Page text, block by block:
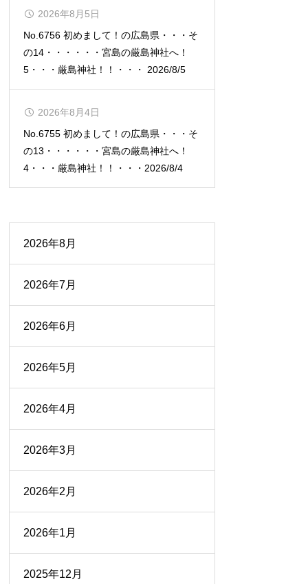
No.6756 初めまして！の広島県・・・そ
の14・・・・・・宮島の厳島神社へ！
5・・・厳島神社！！・・・ 2026/8/5
2026年8月5日
No.6755 初めまして！の広島県・・・そ
の13・・・・・・宮島の厳島神社へ！
4・・・厳島神社！！・・・2026/8/4
2026年8月4日
2026年8月
2026年7月
2026年6月
2026年5月
2026年4月
2026年3月
2026年2月
2026年1月
2025年12月